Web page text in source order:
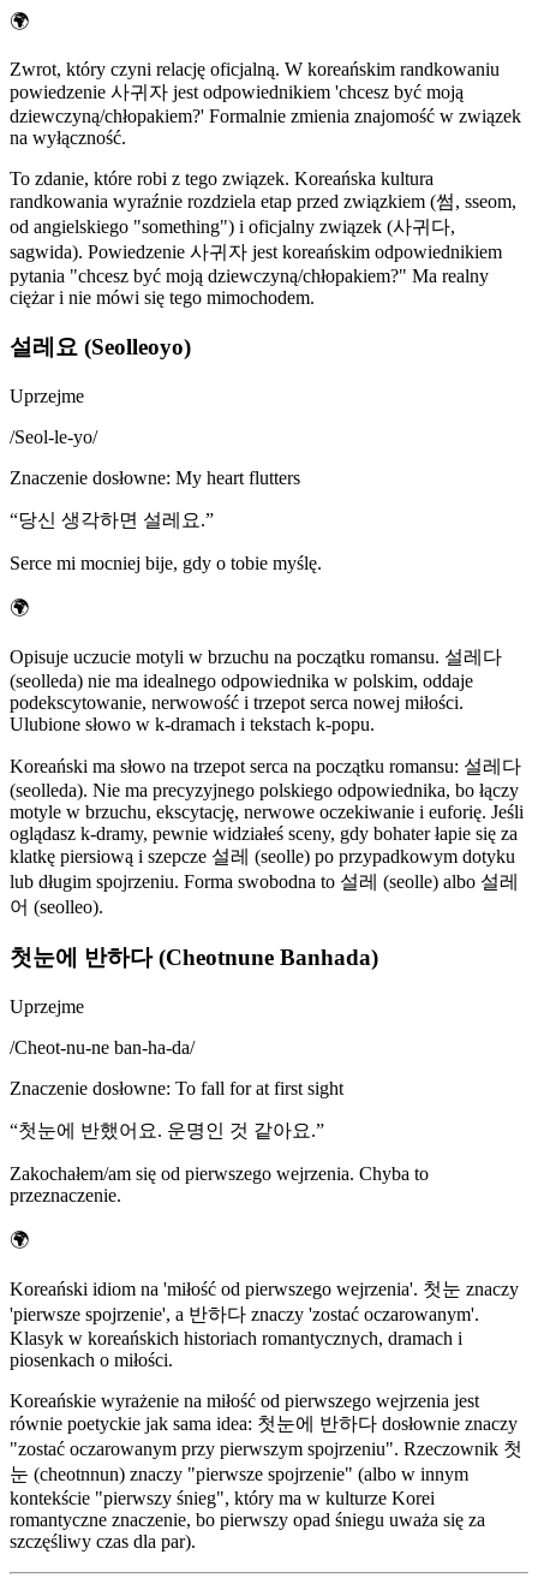
🌍
Zwrot, który czyni relację oficjalną. W koreańskim randkowaniu
powiedzenie 사귀자 jest odpowiednikiem 'chcesz być moją
dziewczyną/chłopakiem?' Formalnie zmienia znajomość w związek
na wyłączność.
To zdanie, które robi z tego związek. Koreańska kultura
randkowania wyraźnie rozdziela etap przed związkiem (썸, sseom,
od angielskiego "something") i oficjalny związek (사귀다,
sagwida). Powiedzenie 사귀자 jest koreańskim odpowiednikiem
pytania "chcesz być moją dziewczyną/chłopakiem?" Ma realny
ciężar i nie mówi się tego mimochodem.
설레요 (Seolleoyo)
Uprzejme
/Seol-le-yo/
Znaczenie dosłowne: My heart flutters
“당신 생각하면 설레요.”
Serce mi mocniej bije, gdy o tobie myślę.
🌍
Opisuje uczucie motyli w brzuchu na początku romansu. 설레다
(seolleda) nie ma idealnego odpowiednika w polskim, oddaje
podekscytowanie, nerwowość i trzepot serca nowej miłości.
Ulubione słowo w k-dramach i tekstach k-popu.
Koreański ma słowo na trzepot serca na początku romansu: 설레다
(seolleda). Nie ma precyzyjnego polskiego odpowiednika, bo łączy
motyle w brzuchu, ekscytację, nerwowe oczekiwanie i euforię. Jeśli
oglądasz k-dramy, pewnie widziałeś sceny, gdy bohater łapie się za
klatkę piersiową i szepcze 설레 (seolle) po przypadkowym dotyku
lub długim spojrzeniu. Forma swobodna to 설레 (seolle) albo 설레
어 (seolleo).
첫눈에 반하다 (Cheotnune Banhada)
Uprzejme
/Cheot-nu-ne ban-ha-da/
Znaczenie dosłowne: To fall for at first sight
“첫눈에 반했어요. 운명인 것 같아요.”
Zakochałem/am się od pierwszego wejrzenia. Chyba to
przeznaczenie.
🌍
Koreański idiom na 'miłość od pierwszego wejrzenia'. 첫눈 znaczy
'pierwsze spojrzenie', a 반하다 znaczy 'zostać oczarowanym'.
Klasyk w koreańskich historiach romantycznych, dramach i
piosenkach o miłości.
Koreańskie wyrażenie na miłość od pierwszego wejrzenia jest
równie poetyckie jak sama idea: 첫눈에 반하다 dosłownie znaczy
"zostać oczarowanym przy pierwszym spojrzeniu". Rzeczownik 첫
눈 (cheotnnun) znaczy "pierwsze spojrzenie" (albo w innym
kontekście "pierwszy śnieg", który ma w kulturze Korei
romantyczne znaczenie, bo pierwszy opad śniegu uważa się za
szczęśliwy czas dla par).